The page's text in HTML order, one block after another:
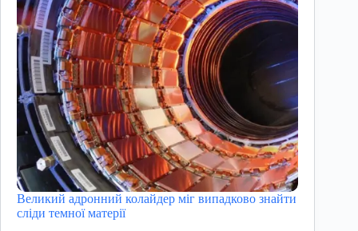
Великий адронний колайдер міг випадково знайти
сліди темної матерії